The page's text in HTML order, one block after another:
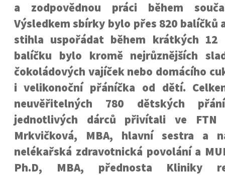
a zodpovědnou práci během
Výsledkem sbírky bylo přes 820 balíčků
stihla uspořádat během krátkých 12
balíčku bylo kromě nejrůznějších
čokoládových vajíček nebo domácího
i velikonoční přáníčka od dětí.
neuvěřitelných 780 dětských
jednotlivých dárců přivítali ve FTN
Mrkvičková, MBA, hlavní sestra a
nelékařská zdravotnická povolání a
Ph.D, MBA, přednosta Kliniky